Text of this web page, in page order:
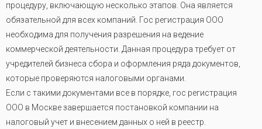
процедуру, включающую несколько этапов. Она является
обязательной для всех компаний. Гос регистрация ООО
необходима для получения разрешения на ведение
коммерческой деятельности. Данная процедура требует от
учредителей бизнеса сбора и оформления ряда документов,
которые проверяются налоговыми органами.
Если с такими документами все в порядке, гос регистрация
ООО в Москве завершается постановкой компании на
налоговый учет и внесением данных о ней в реестр.